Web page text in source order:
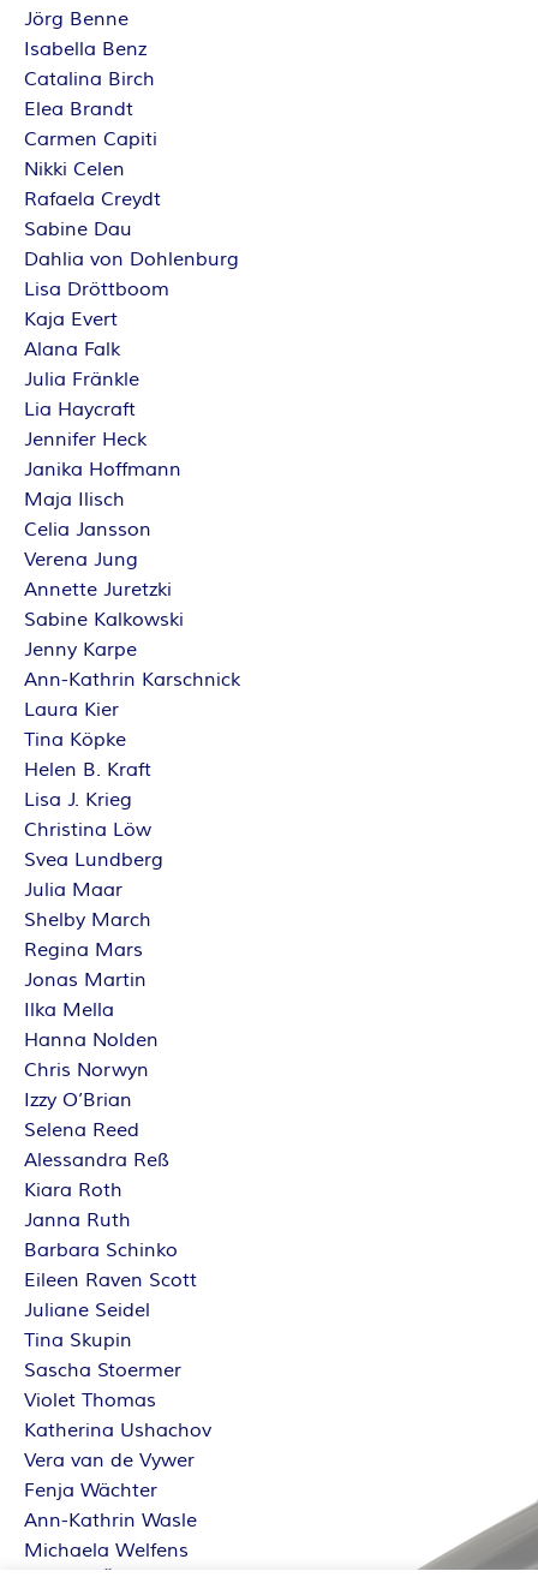
Jörg Benne
Isabella Benz
Catalina Birch
Elea Brandt
Carmen Capiti
Nikki Celen
Rafaela Creydt
Sabine Dau
Dahlia von Dohlenburg
Lisa Dröttboom
Kaja Evert
Alana Falk
Julia Fränkle
Lia Haycraft
Jennifer Heck
Janika Hoffmann
Maja Ilisch
Celia Jansson
Verena Jung
Annette Juretzki
Sabine Kalkowski
Jenny Karpe
Ann-Kathrin Karschnick
Laura Kier
Tina Köpke
Helen B. Kraft
Lisa J. Krieg
Christina Löw
Svea Lundberg
Julia Maar
Shelby March
Regina Mars
Jonas Martin
Ilka Mella
Hanna Nolden
Chris Norwyn
Izzy O’Brian
Selena Reed
Alessandra Reß
Kiara Roth
Janna Ruth
Barbara Schinko
Eileen Raven Scott
Juliane Seidel
Tina Skupin
Sascha Stoermer
Violet Thomas
Katherina Ushachov
Vera van de Vywer
Fenja Wächter
Ann-Kathrin Wasle
Michaela Welfens